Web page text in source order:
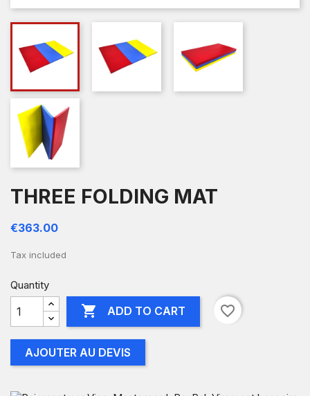
THREE FOLDING MAT
€363.00
Tax included
Quantity
 ADD TO CART favorite_border
AJOUTER AU DEVIS